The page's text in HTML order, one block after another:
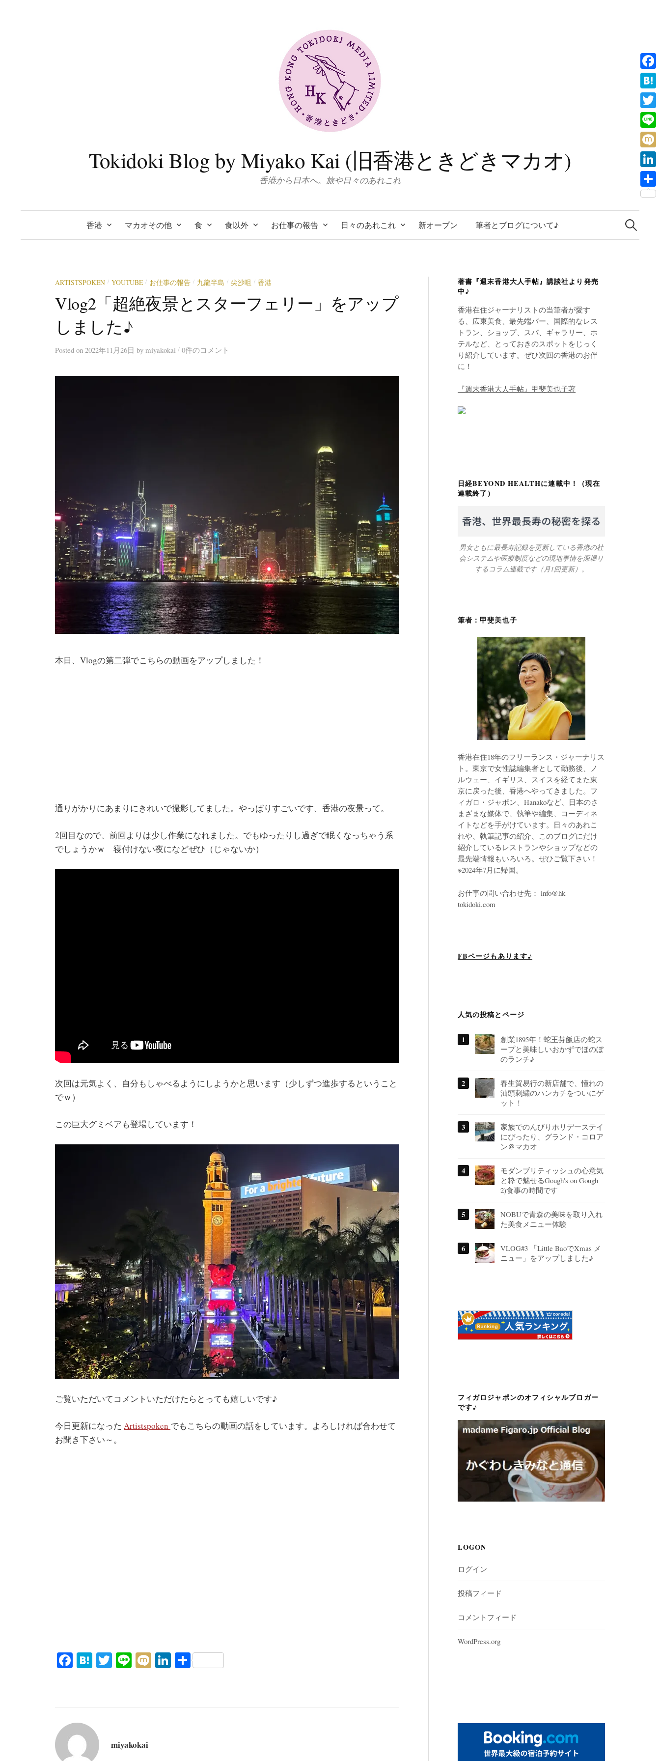
Tokidoki Blog by Miyako Kai (旧香港ときどきマカオ)
香港から日本へ。旅や日々のあれこれ
香港 マカオその他 食 食以外 お仕事の報告 日々のあれこれ 新オープン 筆者とブログについて♪
検
索:
ARTISTSPOKEN / YOUTUBE / お仕事の報告 / 九龍半島 / 尖沙咀 / 香港
Vlog2「超絶夜景とスターフェリー」をアップ
しました♪
Posted on 2022年11月26日 by miyakokai / 0件のコメント
本日、Vlogの第二弾でこちらの動画をアップしました！
通りがかりにあまりにきれいで撮影してました。やっぱりすごいです、香港の夜景って。
2回目なので、前回よりは少し作業になれました。でもゆったりし過ぎで眠くなっちゃう系
でしょうかｗ 寝付けない夜になどぜひ（じゃないか）
次回は元気よく、自分もしゃべるようにしようかと思います（少しずつ進歩するということ
でｗ）
この巨大グミベアも登場しています！
ご覧いただいてコメントいただけたらとっても嬉しいです♪
今日更新になった Artistspoken でもこちらの動画の話をしています。よろしければ合わせて
お聞き下さい～。
Fa H T Li M Li 共
miyakokai
著書『週末香港大人手帖』講談社より発売
中♪
香港在住ジャーナリストの当筆者が愛す
る、広東美食、最先端バー、国際的なレス
トラン、ショップ、スパ、ギャラリー、ホ
テルなど、とっておきのスポットをじっく
り紹介しています。ぜひ次回の香港のお伴
に！
『週末香港大人手帖』甲斐美也子著
日経BEYOND HEALTHに連載中！（現在
連載終了）
男女ともに最長寿記録を更新している香港の社
会システムや医療制度などの現地事情を深堀り
するコラム連載です（月1回更新）。
筆者：甲斐美也子
香港在住18年のフリーランス・ジャーナリス
ト。東京で女性誌編集者として勤務後、ノ
ルウェー、イギリス、スイスを経てまた東
京に戻った後、香港へやってきました。フ
ィガロ・ジャポン、Hanakoなど、日本のさ
まざまな媒体で、執筆や編集、コーディネ
イトなどを手がけています。日々のあれこ
れや、執筆記事の紹介、このブログにだけ
紹介しているレストランやショップなどの
最先端情報もいろいろ。ぜひご覧下さい！
※2024年7月に帰国。
お仕事の問い合わせ先： info@hk-
tokidoki.com
FBページもあります♪
人気の投稿とページ
創業1895年！蛇王芬飯店の蛇ス
ープと美味しいおかずでほのぼ
のランチ♪
春生貿易行の新店舗で、憧れの
汕頭刺繍のハンカチをついにゲ
ット！
家族でのんびりホリデーステイ
にぴったり、グランド・コロア
ン＠マカオ
モダンブリティッシュの心意気
と粋で魅せるGough's on Gough
2)食事の時間です
NOBUで青森の美味を取り入れ
た美食メニュー体験
VLOG#3 「Little BaoでXmas メ
ニュー」をアップしました♪
フィガロジャポンのオフィシャルブロガー
です♪
LOGON
ログイン
投稿フィード
コメントフィード
WordPress.org
F
a
c
e
b
o
o
k
H
a
t
e
n
a
T
w
i
t
e
L
i
n
e
M
i
x
L
i
共